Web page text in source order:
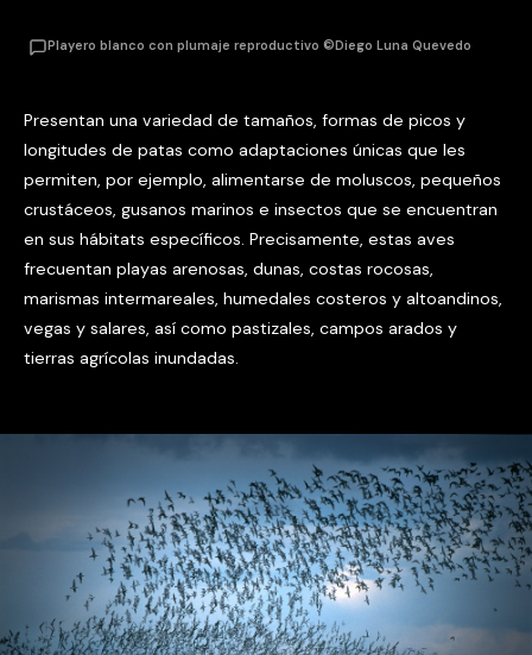
Playero blanco con plumaje reproductivo ©Diego Luna Quevedo
Presentan una variedad de tamaños, formas de picos y
longitudes de patas como adaptaciones únicas que les
permiten, por ejemplo, alimentarse de moluscos, pequeños
crustáceos, gusanos marinos e insectos que se encuentran
en sus hábitats específicos. Precisamente, estas aves
frecuentan playas arenosas, dunas, costas rocosas,
marismas intermareales, humedales costeros y altoandinos,
vegas y salares, así como pastizales, campos arados y
tierras agrícolas inundadas.